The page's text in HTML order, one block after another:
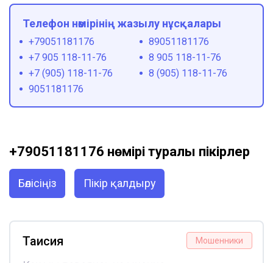
Телефон нөмірінің жазылу нұсқалары
+79051181176
89051181176
+7 905 118-11-76
8 905 118-11-76
+7 (905) 118-11-76
8 (905) 118-11-76
9051181176
+79051181176 нөмірі туралы пікірлер
Бөлісіңіз Пікір қалдыру
Мошенники
Таисия